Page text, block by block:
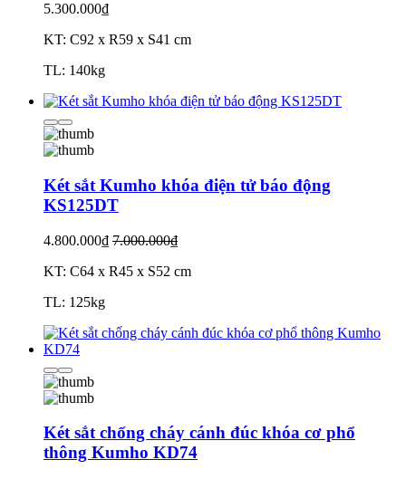
5.300.000₫
KT: C92 x R59 x S41 cm
TL: 140kg
Két sắt Kumho khóa điện tử báo động
KS125DT
4.800.000₫ 7.000.000₫
KT: C64 x R45 x S52 cm
TL: 125kg
Két sắt chống cháy cánh đúc khóa cơ phổ
thông Kumho KD74